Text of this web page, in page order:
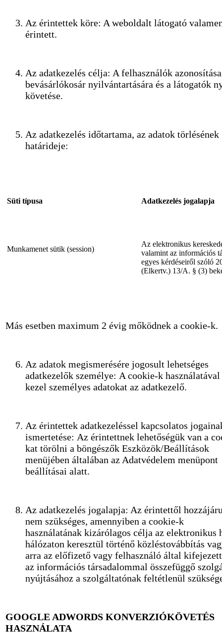
Az érintettek köre: A weboldalt látogató
érintett.
Az adatkezelés célja: A felhasználók
bevásárlókosár nyilvántartására és a látogatók
követése.
Az adatkezelés időtartama, az adatok törlésének
határideje:
Süti típusa Adatkezelés jogalapja
Munkamenet sütik (session)
Az elektronikus
valamint az információs
egyes kérdéseiről szóló
(Elkertv.) 13/A. § (3)
Más esetben maximum 2 évig mőködnek a cookie-k.
Az adatok megismerésére jogosult lehetséges
adatkezelők személye: A cookie-k használatával
kezel személyes adatokat az adatkezelő.
Az érintettek adatkezeléssel kapcsolatos
ismertetése: Az érintettnek lehetőségük van a
kat törölni a böngészők Eszközök/Beállítások
menüjében általában az Adatvédelem menüpont
beállításai alatt.
Az adatkezelés jogalapja: Az érintettől
nem szükséges, amennyiben a cookie-k
használatának kizárólagos célja az elektronikus
hálózaton keresztül történő közléstovábbítás
arra az előfizető vagy felhasználó által
az információs társadalommal összefüggő
nyújtásához a szolgáltatónak feltétlenül
GOOGLE ADWORDS KONVERZIÓKÖVETÉS
HASZNÁLATA